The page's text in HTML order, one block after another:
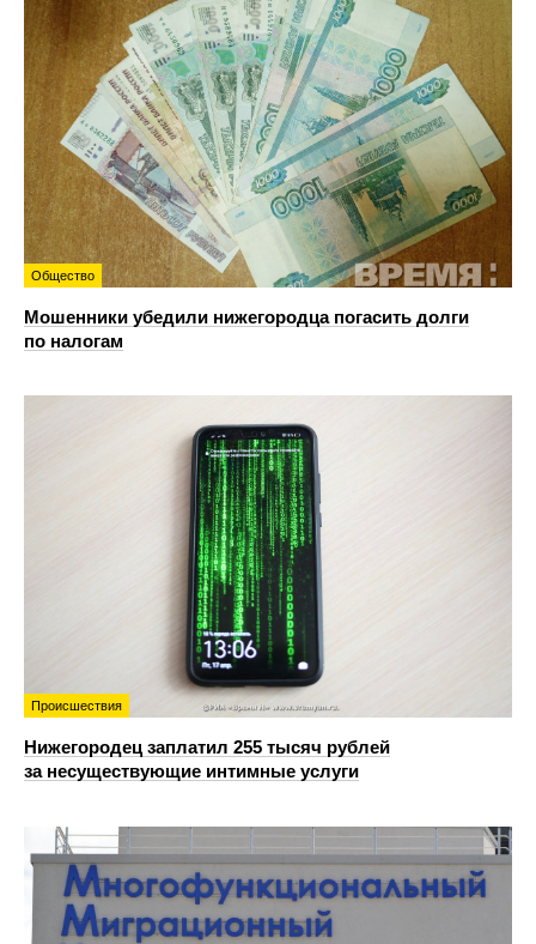
Общество
Мошенники убедили нижегородца погасить долги
по налогам
Происшествия
Нижегородец заплатил 255 тысяч рублей
за несуществующие интимные услуги